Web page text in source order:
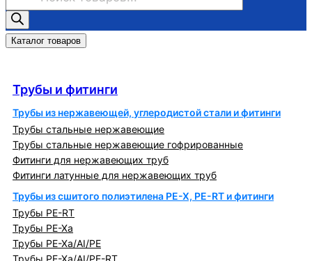
товаров
Каталог товаров
Трубы и фитинги
Трубы из нержавеющей, углеродистой стали и фитинги
Трубы стальные нержавеющие
Трубы стальные нержавеющие гофрированные
Фитинги для нержавеющих труб
Фитинги латунные для нержавеющих труб
Трубы из сшитого полиэтилена PE-X, PE-RT и фитинги
Трубы PE-RT
Трубы PE-Xa
Трубы PE-Xa/AI/PE